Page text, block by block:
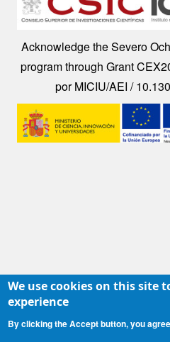
Acknowledge the Severo
program through Grant
por MICIU/AEI /
Contacto|Accesibilidad|
We use cookies on this site
experience
By clicking the Accept button, you